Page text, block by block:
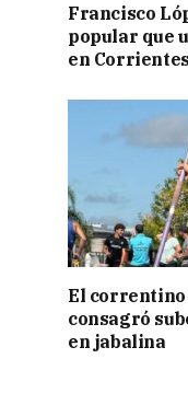
Francisco
popular que
en Corrientes
El correntino
consagró
en jabalina